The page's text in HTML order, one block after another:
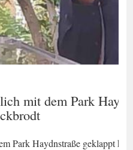
mit dem Park
Park Haydnstraße geklappt